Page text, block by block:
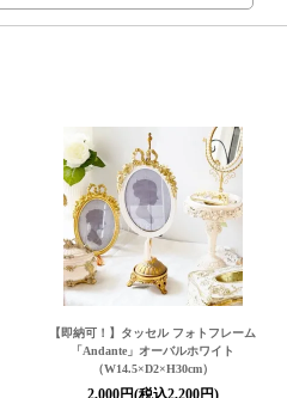
【即納可！】タッセル フォトフレーム
「Andante」オーバルホワイト
（W14.5×D2×H30cm）